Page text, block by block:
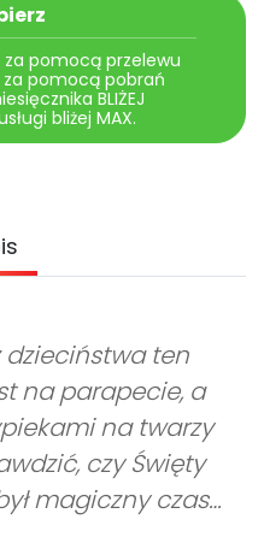
pomocą przelewu
za pomocą pobrań
BLIŻEJ
bliżej MAX.
dzieciństwa ten
na parapecie, a
na twarzy
czy Święty
magiczny czas…